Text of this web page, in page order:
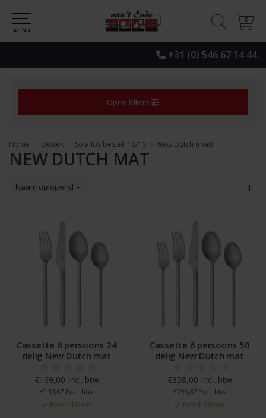
+31 (0) 546 67 14 44
0
0
MENU
Open filters
Home Bestek Sola los bestek 18/10 New Dutch (mat)
NEW DUTCH MAT
Naam oplopend 1
Cassette 6 persoons 24
delig New Dutch mat
€169,00 Incl. btw
€139,67 Excl. btw
Beschikbaar
Cassette 6 persoons 50
delig New Dutch mat
€358,00 Incl. btw
€295,87 Excl. btw
Beschikbaar